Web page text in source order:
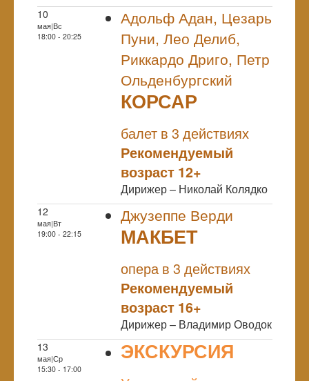
10
мая|Вс
18:00 - 20:25
Адольф Адан, Цезарь
Пуни, Лео Делиб,
Риккардо Дриго, Петр
Ольденбургский
КОРСАР
балет в 3 действиях
Рекомендуемый
возраст 12+
Дирижер – Николай Колядко
12
мая|Вт
19:00 - 22:15
Джузеппе Верди
МАКБЕТ
опера в 3 действиях
Рекомендуемый
возраст 16+
Дирижер – Владимир Оводок
13
мая|Ср
15:30 - 17:00
ЭКСКУРСИЯ